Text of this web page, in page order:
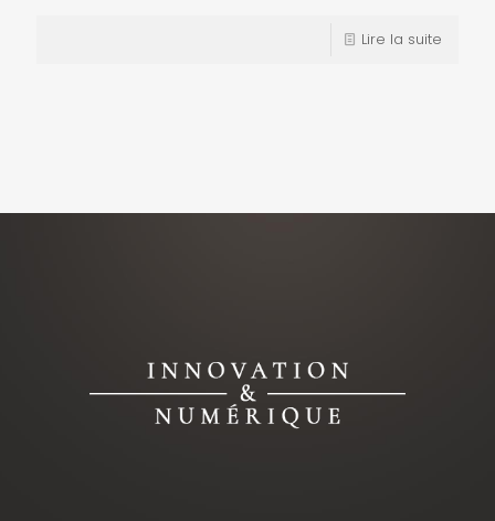
Lire la suite